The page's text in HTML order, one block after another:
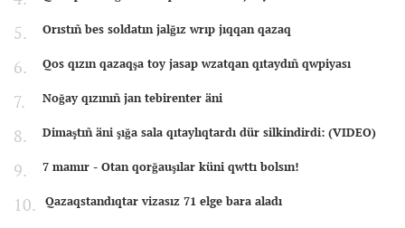
Orıstıñ bes soldatın jalğız wrıp jıqqan qazaq
Qos qızın qazaqşa toy jasap wzatqan qıtaydıñ qwpiyası
Noğay qızınıñ jan tebirenter äni
Dimaştıñ äni şığa sala qıtaylıqtardı dür silkindirdi: (VIDEO)
7 mamır - Otan qorğauşılar küni qwttı bolsın!
Qazaqstandıqtar vizasız 71 elge bara aladı